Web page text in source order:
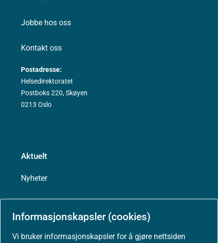
Informasjonskapsler (cookies)
Vi bruker informasjonskapsler for å gjøre nettsiden
Jobbe hos oss
Kontakt oss
Postadresse:
Helsedirektoratet
Postboks 220, Skøyen
0213 Oslo
Aktuelt
Nyheter